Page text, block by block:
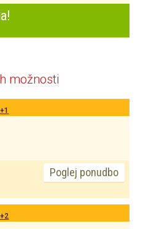
možnosti
Poglej ponudbo